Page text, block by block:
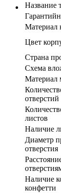
Название
Материал
Цвет
Страна
Схема
Материал
отверстий
листов
Наличие
Диаметр
отверстия
Наличие
конфетти